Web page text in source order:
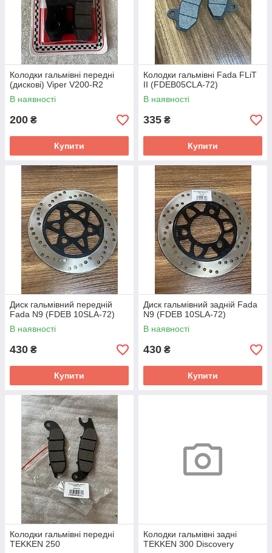
Колодки гальмівні передні
(дискові) Viper V200-R2
В наявності
200 ₴
Купити
Колодки гальмівні Fada FLiT
II (FDEB05СLA-72)
В наявності
335 ₴
Купити
Диск гальмівний передній
Fada N9 (FDEB 10SLA-72)
В наявності
430 ₴
Купити
Диск гальмівний задній Fada
N9 (FDEB 10SLA-72)
В наявності
430 ₴
Купити
Колодки гальмівні передні
TEKKEN 250
Колодки гальмівні задні
TEKKEN 300 Discovery